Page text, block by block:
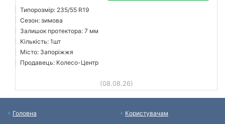
Типорозмір: 235/55 R19
Сезон: зимова
Залишок протектора: 7 мм
Кількість: 1шт
Місто: Запоріжжя
Продавець: Колесо-Центр
(08.08.26)
Головна
Користувачам